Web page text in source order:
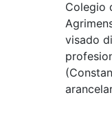
Colegio
visado